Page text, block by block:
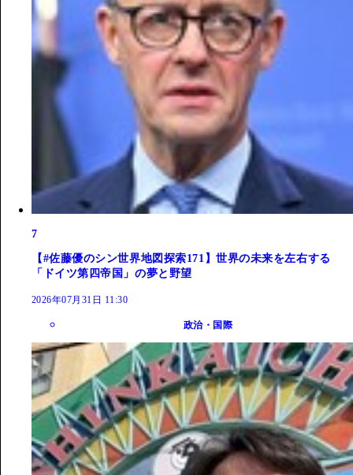
7
【#佐藤優のシン世界地図探索171】世界の未来を左右する
「ドイツ第四帝国」の夢と野望
2026年07月31日 11:30
政治・国際